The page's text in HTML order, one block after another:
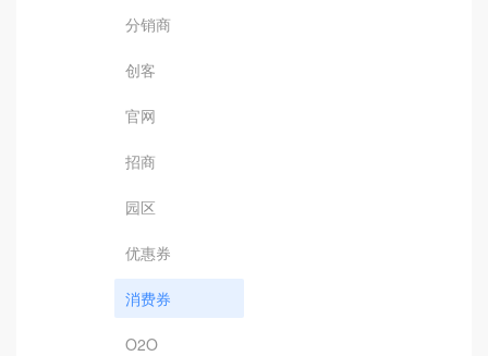
分销商
创客
官网
招商
园区
优惠券
消费券
O2O